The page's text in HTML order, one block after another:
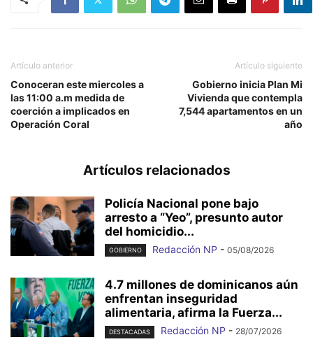
Artículo anterior
Conoceran este miercoles a
las 11:00 a.m medida de
coerción a implicados en
Operación Coral
Artículo siguiente
Gobierno inicia Plan Mi
Vivienda que contempla
7,544 apartamentos en un
año
Artículos relacionados
Policía Nacional pone bajo
arresto a “Yeo”, presunto autor
del homicidio...
GOBIERNO Redacción NP - 05/08/2026
4.7 millones de dominicanos aún
enfrentan inseguridad
alimentaria, afirma la Fuerza...
DESTACADAS Redacción NP - 28/07/2026